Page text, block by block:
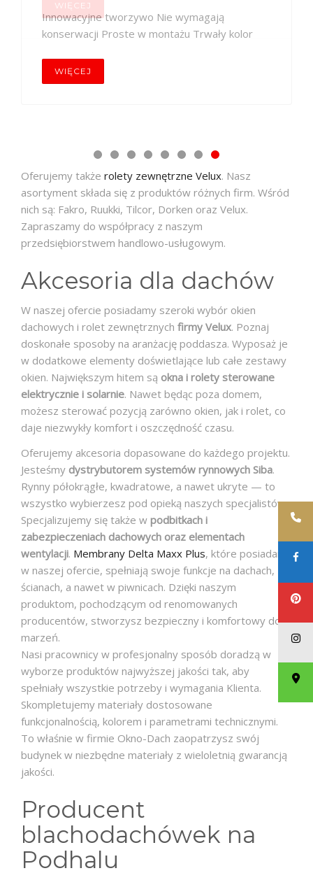
Innowacyjne tworzywo Nie wymagają
konserwacji Proste w montażu Trwały kolor
WIĘCEJ
Oferujemy także rolety zewnętrzne Velux. Nasz
asortyment składa się z produktów różnych firm. Wśród
nich są: Fakro, Ruukki, Tilcor, Dorken oraz Velux.
Zapraszamy do współpracy z naszym
przedsiębiorstwem handlowo-usługowym.
Akcesoria dla dachów
W naszej ofercie posiadamy szeroki wybór okien
dachowych i rolet zewnętrznych firmy Velux. Poznaj
doskonałe sposoby na aranżację poddasza. Wyposaż je
w dodatkowe elementy doświetlające lub całe zestawy
okien. Największym hitem są okna i rolety sterowane
elektrycznie i solarnie. Nawet będąc poza domem,
możesz sterować pozycją zarówno okien, jak i rolet, co
daje niezwykły komfort i oszczędność czasu.
Oferujemy akcesoria dopasowane do każdego projektu.
Jesteśmy dystrybutorem systemów rynnowych Siba.
Rynny półokrągłe, kwadratowe, a nawet ukryte — to
wszystko wybierzesz pod opieką naszych specjalistów.
Specjalizujemy się także w podbitkach i
zabezpieczeniach dachowych oraz elementach
wentylacji. Membrany Delta Maxx Plus, które posiadamy
w naszej ofercie, spełniają swoje funkcje na dachach,
ścianach, a nawet w piwnicach. Dzięki naszym
produktom, pochodzącym od renomowanych
producentów, stworzysz bezpieczny i komfortowy dom
marzeń.
Nasi pracownicy w profesjonalny sposób doradzą w
wyborze produktów najwyższej jakości tak, aby
spełniały wszystkie potrzeby i wymagania Klienta.
Skompletujemy materiały dostosowane
funkcjonalnością, kolorem i parametrami technicznymi.
To właśnie w firmie Okno-Dach zaopatrzysz swój
budynek w niezbędne materiały z wieloletnią gwarancją
jakości.
Producent
blachodachówek na
Podhalu